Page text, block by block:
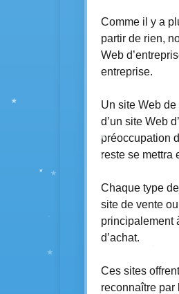
Comme il y a
partir de rien,
Web
entreprise.
Un site Web
d’un site Web
préoccupation
reste se mettra
Chaque type
site de vente
principalement
d’achat.
Ces sites
reconnaître par